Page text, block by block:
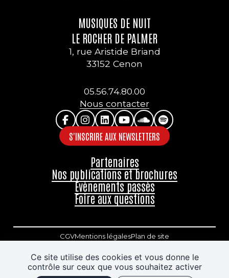
Ce site utilise des cookies et vous donne le
contrôle sur ceux que vous souhaitez activer
MUSIQUES DE NUIT
LE ROCHER DE PALMER
1, rue Aristide Briand
33152 Cenon
05.56.74.80.00
Nous contacter
S'INSCRIRE AUX NEWSLETTERS
Partenaires
Nos publications et brochures
Évènements passés
Foire aux questions
CGVMentions légalesPlan de site
Accessibilité : partiellement conforme
Politique de confidentialitéJ'ai un code promo